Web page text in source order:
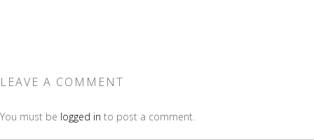
LEAVE A COMMENT
You must be logged in to post a comment.